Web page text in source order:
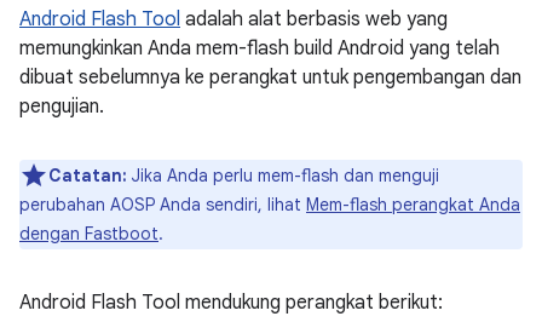
Android Flash Tool adalah alat berbasis web yang
memungkinkan Anda mem-flash build Android yang telah
dibuat sebelumnya ke perangkat untuk pengembangan dan
pengujian.
Catatan: Jika Anda perlu mem-flash dan menguji
perubahan AOSP Anda sendiri, lihat Mem-flash perangkat Anda
dengan Fastboot.
Android Flash Tool mendukung perangkat berikut: